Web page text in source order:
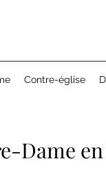
Contre-église
Dame